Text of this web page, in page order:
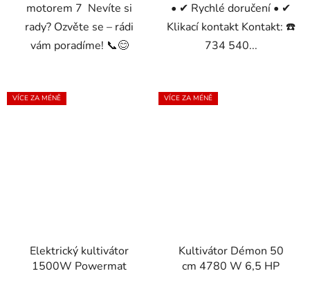
motorem 7 Nevíte si
rady? Ozvěte se – rádi
vám poradíme! 📞😊
• ✔ Rychlé doručení • ✔
Klikací kontakt Kontakt: ☎️
734 540...
VÍCE ZA MÉNĚ
Elektrický kultivátor
1500W Powermat
VÍCE ZA MÉNĚ
Kultivátor Démon 50
cm 4780 W 6,5 HP